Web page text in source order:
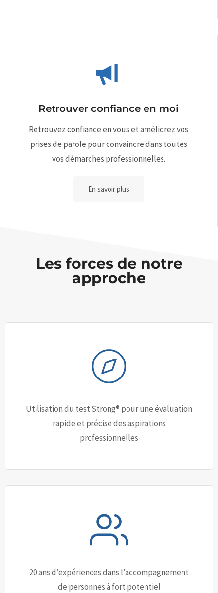
Retrouver confiance en moi
Retrouvez confiance en vous et améliorez vos
prises de parole pour convaincre dans toutes
vos démarches professionnelles.
En savoir plus
Les forces de notre
approche
Utilisation du test Strong® pour une évaluation
rapide et précise des aspirations
professionnelles
20 ans d’expériences dans l’accompagnement
de personnes à fort potentiel